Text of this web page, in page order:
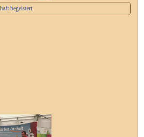
begeistert